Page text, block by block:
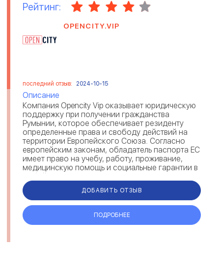
Рейтинг:
OPENCITY.VIP
последний отзыв: 2024-10-15
Описание
Компания Opencity Vip оказывает юридическую
поддержку при получении гражданства
Румынии, которое обеспечивает резиденту
определенные права и свободу действий на
территории Европейского Союза. Согласно
европейским законам, обладатель паспорта ЕС
имеет право на учебу, работу, проживание,
медицинскую помощь и социальные гарантии в
любой стране Евросоюза. Получив румынск...
ДОБАВИТЬ ОТЗЫВ
ПОДРОБНЕЕ